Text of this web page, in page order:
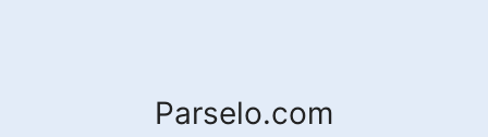
Parselo.com